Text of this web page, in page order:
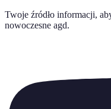
Twoje źródło informacji,
nowoczesne agd.